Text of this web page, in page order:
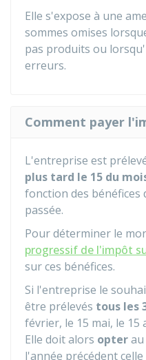
Elle s'expose à une
sommes omises
pas produits ou
erreurs.
Comment payer
L'entreprise est
plus tard le 15 du
fonction des bénéfices
passée.
Pour déterminer le
progressif de l'impôt
sur ces bénéfices.
Si l'entreprise le
être prélevés tous les
février, le 15 mai, le 15
Elle doit alors opter
l'année précédent